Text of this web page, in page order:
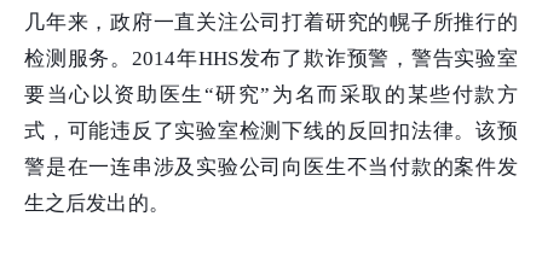
几年来，政府一直关注公司打着研究的幌子所推行的
检测服务。2014年HHS发布了欺诈预警，警告实验室
要当心以资助医生“研究”为名而采取的某些付款方
式，可能违反了实验室检测下线的反回扣法律。该预
警是在一连串涉及实验公司向医生不当付款的案件发
生之后发出的。